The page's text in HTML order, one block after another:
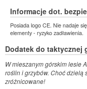
Informacje dot.
Posiada logo CE. Nie nadaje
elementy - ryzyko zadławienia.
Dodatek do taktycznej
W mieszanym górskim lesie
roślin i grzybów. Choć dzielą
zróżnicowane!